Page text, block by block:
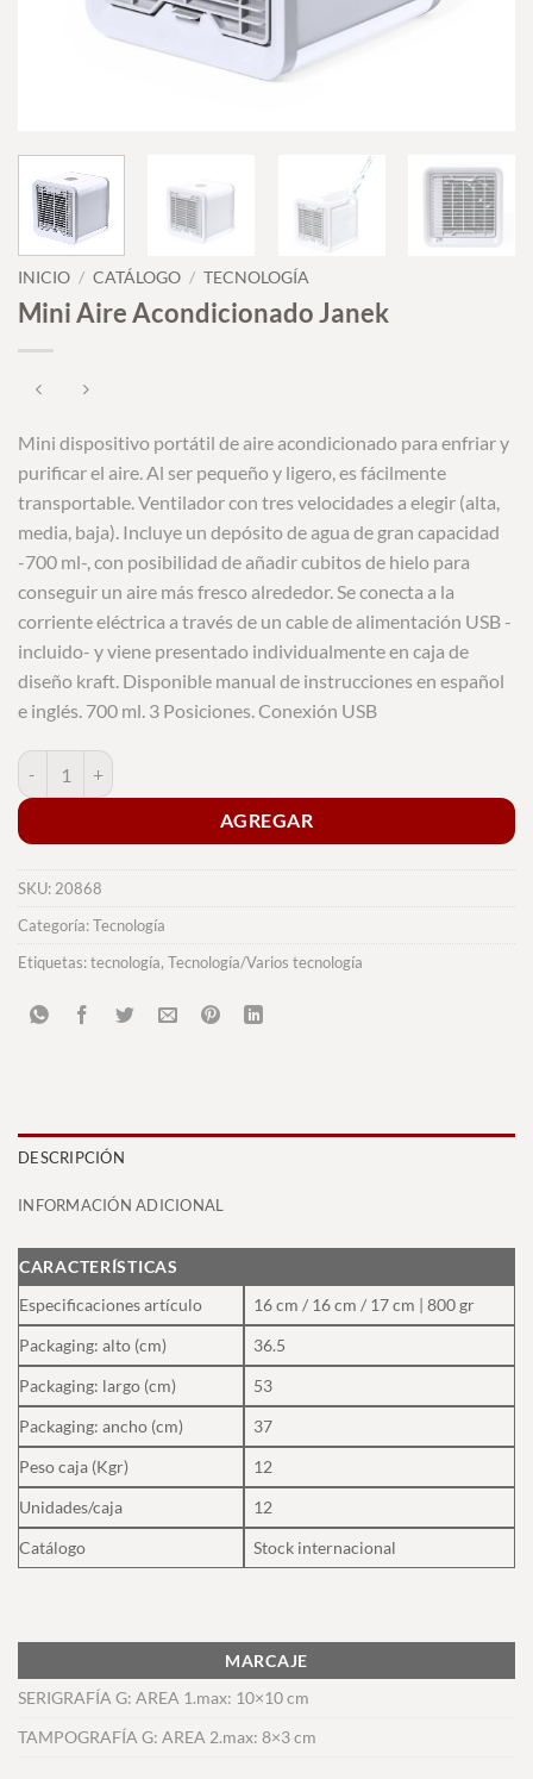
INICIO / CATÁLOGO / TECNOLOGÍA
Mini Aire Acondicionado Janek
Mini dispositivo portátil de aire acondicionado para enfriar y
purificar el aire. Al ser pequeño y ligero, es fácilmente
transportable. Ventilador con tres velocidades a elegir (alta,
media, baja). Incluye un depósito de agua de gran capacidad
-700 ml-, con posibilidad de añadir cubitos de hielo para
conseguir un aire más fresco alrededor. Se conecta a la
corriente eléctrica a través de un cable de alimentación USB -
incluido- y viene presentado individualmente en caja de
diseño kraft. Disponible manual de instrucciones en español
e inglés. 700 ml. 3 Posiciones. Conexión USB
Mini Aire Acondicionado Janek cantidad
AGREGAR
SKU: 20868
Categoría:Tecnología
Etiquetas:tecnología, Tecnología/Varios tecnología
DESCRIPCIÓN
INFORMACIÓN ADICIONAL
CARACTERÍSTICAS
Especificaciones artículo
16 cm / 16 cm / 17 cm | 800 gr
Packaging: alto (cm)
36.5
Packaging: largo (cm)
53
Packaging: ancho (cm)
37
Peso caja (Kgr)
12
Unidades/caja
12
Catálogo
Stock internacional
MARCAJE
SERIGRAFÍA G: AREA 1.max: 10×10 cm
TAMPOGRAFÍA G: AREA 2.max: 8×3 cm